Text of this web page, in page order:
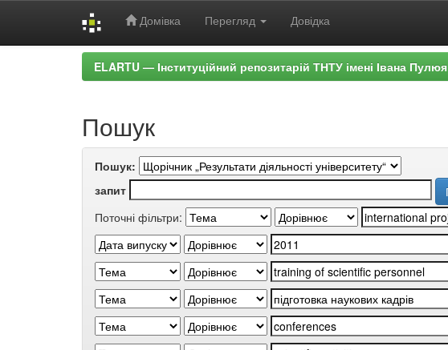
Домівка Перегляд Довідка
ELARTU — Інституційний репозитарій ТНТУ імені Івана Пулюя
Пошук
Пошук:
запит
Поточні фільтри: